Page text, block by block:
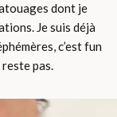
dont je
Je suis déjà
c’est fun
pas.